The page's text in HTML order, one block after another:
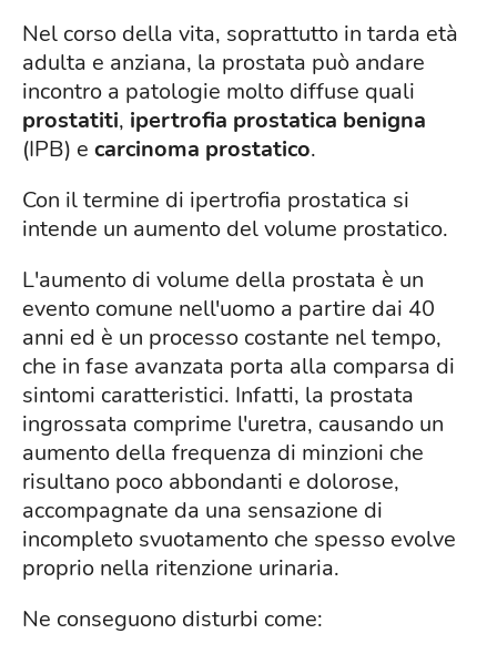
Nel corso della vita, soprattutto in tarda età
adulta e anziana, la prostata può andare
incontro a patologie molto diffuse quali
prostatiti, ipertrofia prostatica benigna
(IPB) e carcinoma prostatico.
Con il termine di ipertrofia prostatica si
intende un aumento del volume prostatico.
L'aumento di volume della prostata è un
evento comune nell'uomo a partire dai 40
anni ed è un processo costante nel tempo,
che in fase avanzata porta alla comparsa di
sintomi caratteristici. Infatti, la prostata
ingrossata comprime l'uretra, causando un
aumento della frequenza di minzioni che
risultano poco abbondanti e dolorose,
accompagnate da una sensazione di
incompleto svuotamento che spesso evolve
proprio nella ritenzione urinaria.
Ne conseguono disturbi come: